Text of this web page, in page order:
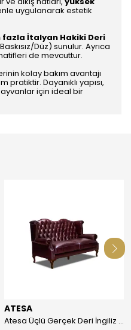
uygulanarak estetik
fazla İtalyan Hakiki Deri
Düz) sunulur. Ayrıca
de mevcuttur.
kolay bakım avantajı
pratiktir. Dayanıklı yapısı,
için ideal bir
ATESA
Atesa Üçlü Gerçek Deri İngiliz Chester